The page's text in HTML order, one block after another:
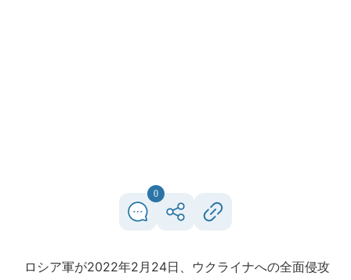
0
ロシア軍が2022年2月24日、ウクライナへの全面侵攻